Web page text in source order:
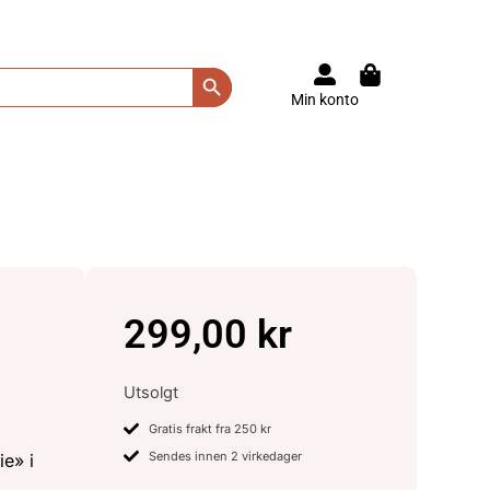
Search Button
Min konto
i
299,00 kr
Utsolgt
Gratis frakt fra 250 kr
Sendes innen 2 virkedager